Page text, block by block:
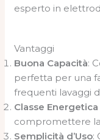
esperto in
Vantaggi
Buona Capacità:
perfetta per una
frequenti lavaggi
Classe Energetica
compromettere
Semplicità d’Uso: